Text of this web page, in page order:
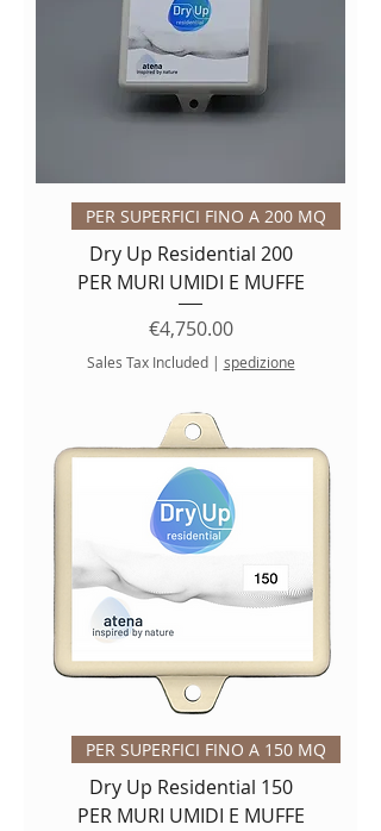
PER SUPERFICI FINO A 200 MQ
Dry Up Residential 200
PER MURI UMIDI E MUFFE
Price
€4,750.00
Sales Tax Included| spedizione
PER SUPERFICI FINO A 150 MQ
Dry Up Residential 150
PER MURI UMIDI E MUFFE